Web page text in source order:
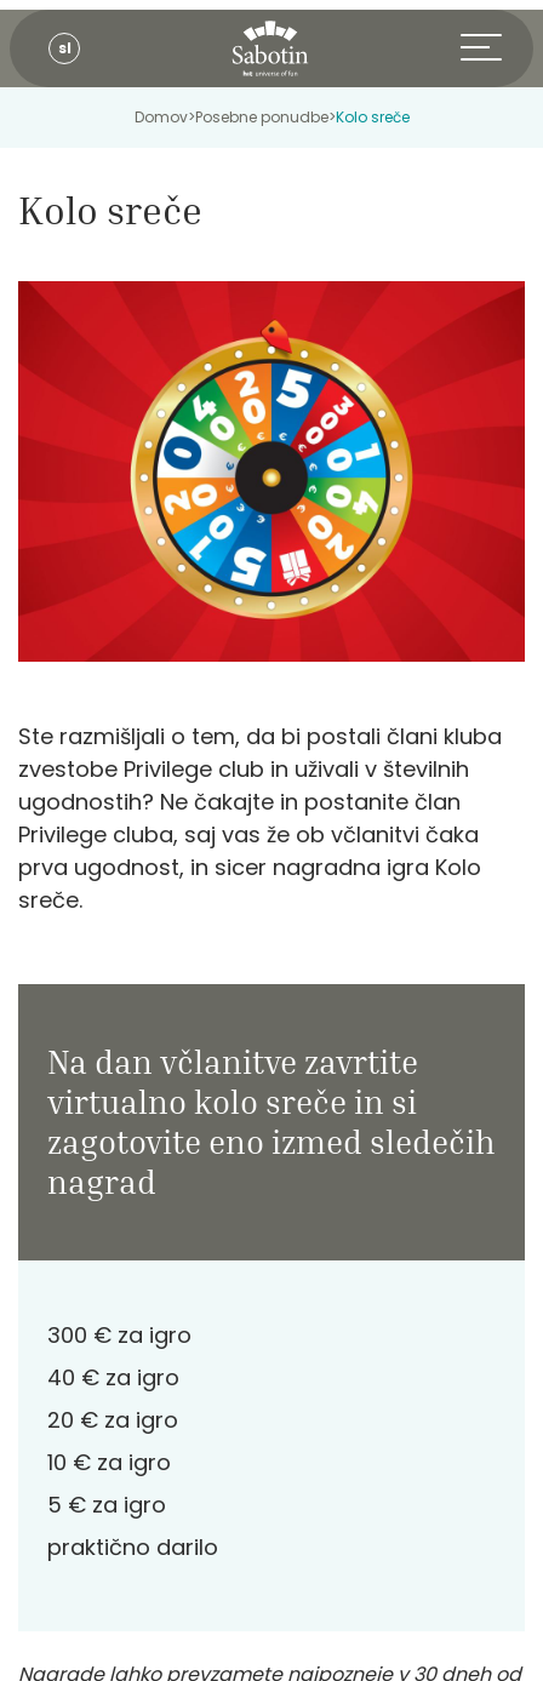
sl
Domov>Posebne ponudbe>Kolo sreče
Kolo sreče
Ste razmišljali o tem, da bi postali člani kluba
zvestobe Privilege club in uživali v številnih
ugodnostih? Ne čakajte in postanite član
Privilege cluba, saj vas že ob včlanitvi čaka
prva ugodnost, in sicer nagradna igra Kolo
sreče.
Na dan včlanitve zavrtite
virtualno kolo sreče in si
zagotovite eno izmed sledečih
nagrad
300 € za igro
40 € za igro
20 € za igro
10 € za igro
5 € za igro
praktično darilo
Nagrade lahko prevzamete najpozneje v 30 dneh od